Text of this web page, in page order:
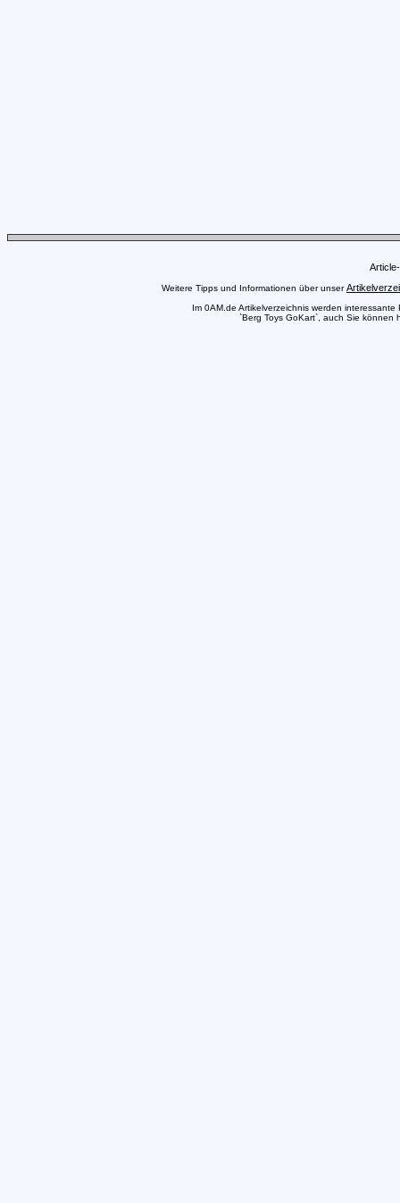
Weitere Tipps und Informationen über unser
Im 0AM.de Artikelverzeichnis werden
`Berg Toys GoKart`, auch Sie können